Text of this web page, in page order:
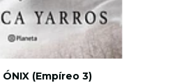
ÓNIX (Empíreo 3)